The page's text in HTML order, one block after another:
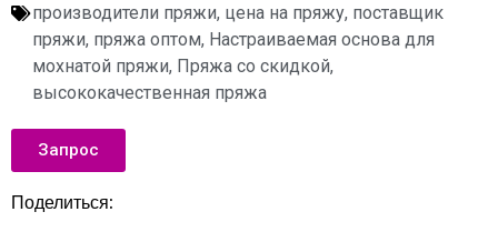
производители пряжи, цена на пряжу, поставщик
пряжи, пряжа оптом, Настраиваемая основа для
мохнатой пряжи, Пряжа со скидкой,
высококачественная пряжа
Запрос
Поделиться: